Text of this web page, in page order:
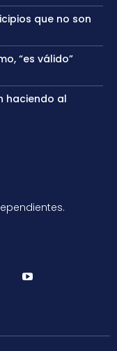
que no son
“es válido”
haciendo al